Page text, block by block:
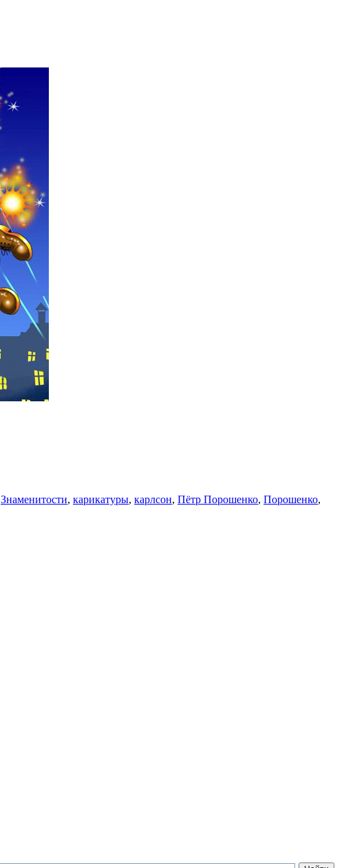
Знаменитости, карикатуры, карлсон, Пётр Порошенко, Порошенко,